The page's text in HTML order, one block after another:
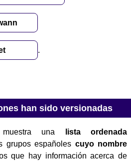
.
han sido versionadas
una
lista ordenada
grupos españoles cuyo nombre
que hay información acerca de